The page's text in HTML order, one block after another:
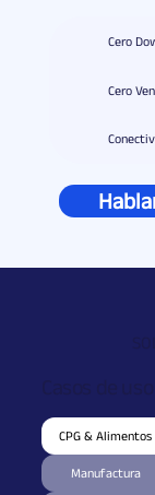
Cero
Cero
CPG & Alimentos
Manufactura